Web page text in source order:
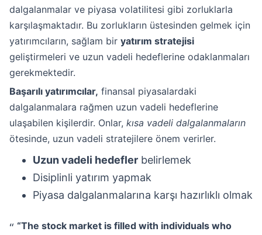
dalgalanmalar ve piyasa volatilitesi gibi zorluklarla
karşılaşmaktadır. Bu zorlukların üstesinden gelmek için
yatırımcıların, sağlam bir yatırım stratejisi
geliştirmeleri ve uzun vadeli hedeflerine odaklanmaları
gerekmektedir.
Başarılı yatırımcılar, finansal piyasalardaki
dalgalanmalara rağmen uzun vadeli hedeflerine
ulaşabilen kişilerdir. Onlar, kısa vadeli dalgalanmaların
ötesinde, uzun vadeli stratejilere önem verirler.
Uzun vadeli hedefler belirlemek
Disiplinli yatırım yapmak
Piyasa dalgalanmalarına karşı hazırlıklı olmak
“The stock market is filled with individuals who